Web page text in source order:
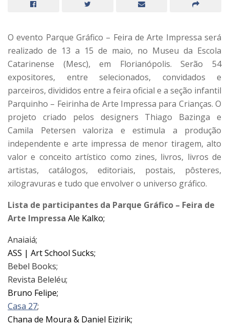
O evento Parque Gráfico – Feira de Arte Impressa será
realizado de 13 a 15 de maio, no Museu da Escola
Catarinense (Mesc), em Florianópolis. Serão 54
expositores, entre selecionados, convidados e
parceiros, divididos entre a feira oficial e a seção infantil
Parquinho – Feirinha de Arte Impressa para Crianças. O
projeto criado pelos designers Thiago Bazinga e
Camila Petersen valoriza e estimula a produção
independente e arte impressa de menor tiragem, alto
valor e conceito artístico como zines, livros, livros de
artistas, catálogos, editoriais, postais, pôsteres,
xilogravuras e tudo que envolver o universo gráfico.
Lista de participantes da Parque Gráfico – Feira de
Arte Impressa Ale Kalko;
Anaiaiá;​
ASS | Art School Sucks;
​Bebel Books;
Revista Beleléu;​
Bruno Felipe;
​Casa 27;
Chana de Moura & Daniel Eizirik;